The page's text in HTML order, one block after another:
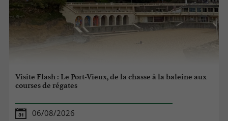
Visite Flash : Le Port-Vieux, de la chasse à la baleine aux
courses de régates
06/08/2026